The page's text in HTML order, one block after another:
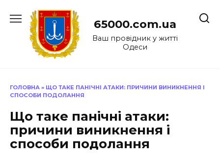
до
65000.com.ua
Ваш провідник у житті
Одеси
ГОЛОВНА » ЩО ТАКЕ ПАНІЧНІ АТАКИ: ПРИЧИНИ ВИНИКНЕННЯ І
СПОСОБИ ПОДОЛАННЯ
Що таке панічні атаки:
причини виникнення і
способи подолання